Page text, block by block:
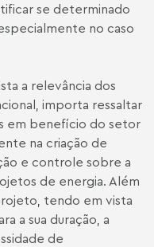
se determinado
no caso
a relevância dos
importa ressaltar
em benefício do setor
na criação de
e controle sobre a
de energia. Além
tendo em vista
a sua duração, a
de